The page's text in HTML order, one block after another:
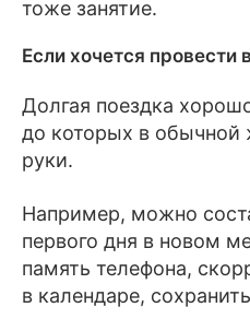
тоже занятие.
Если хочется провести
Долгая поездка
до которых в обычной
руки.
Например, можно
первого дня в новом
память телефона,
в календаре,